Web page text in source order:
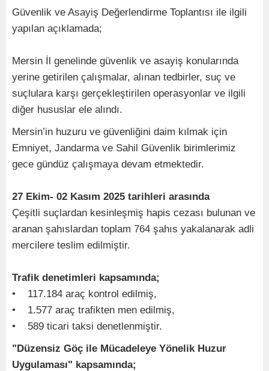
Güvenlik ve Asayiş Değerlendirme Toplantısı ile ilgili
yapılan açıklamada;
Mersin İl genelinde güvenlik ve asayiş konularında
yerine getirilen çalışmalar, alınan tedbirler, suç ve
suçlulara karşı gerçekleştirilen operasyonlar ve ilgili
diğer hususlar ele alındı.
Mersin’in huzuru ve güvenliğini daim kılmak için
Emniyet, Jandarma ve Sahil Güvenlik birimlerimiz
gece gündüz çalışmaya devam etmektedir.
27 Ekim- 02 Kasım 2025 tarihleri arasında
Çeşitli suçlardan kesinleşmiş hapis cezası bulunan ve
aranan şahıslardan toplam 764 şahıs yakalanarak adli
mercilere teslim edilmiştir.
Trafik denetimleri kapsamında;
• 117.184 araç kontrol edilmiş,
• 1.577 araç trafikten men edilmiş,
• 589 ticari taksi denetlenmiştir.
"Düzensiz Göç ile Mücadeleye Yönelik Huzur
Uygulaması" kapsamında;